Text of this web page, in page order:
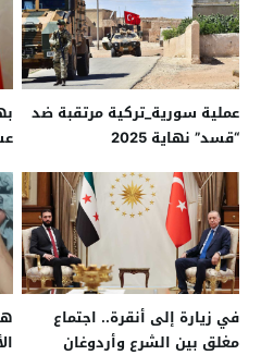
عملية سورية_تركية مرتقبة ضد
“قسد” نهاية 2025
في زيارة إلى أنقرة.. اجتماع
مغلق بين الشرع وأردوغان